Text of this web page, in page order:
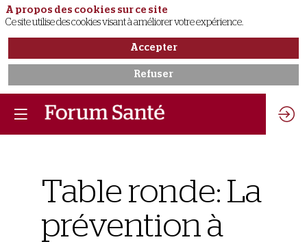
Table ronde: La
prévention à
A propos des cookies sur ce site
Ce site utilise des cookies visant à améliorer votre expérience.
Accepter
Refuser